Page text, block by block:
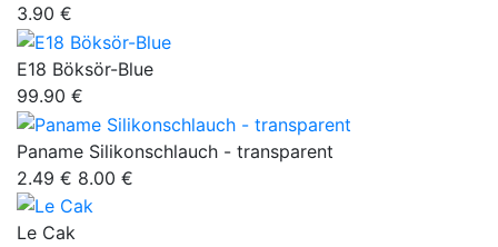
3.90 €
E18 Böksör-Blue
99.90 €
Paname Silikonschlauch - transparent
2.49 € 8.00 €
Le Cak